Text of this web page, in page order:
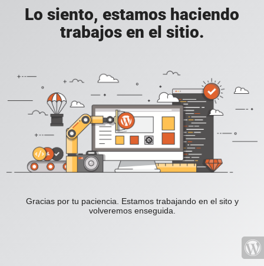
Lo siento, estamos haciendo
trabajos en el sitio.
Gracias por tu paciencia. Estamos trabajando en el sito y
volveremos enseguida.